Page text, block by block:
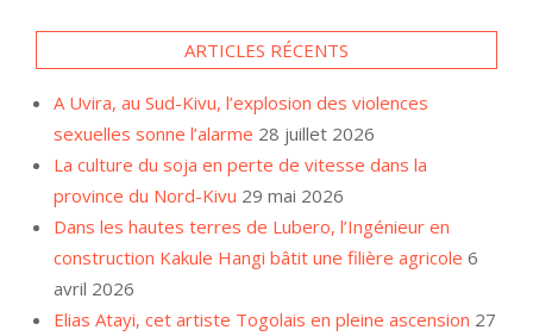
ARTICLES RÉCENTS
A Uvira, au Sud-Kivu, l’explosion des violences
sexuelles sonne l’alarme 28 juillet 2026
La culture du soja en perte de vitesse dans la
province du Nord-Kivu 29 mai 2026
Dans les hautes terres de Lubero, l’Ingénieur en
construction Kakule Hangi bâtit une filière agricole 6
avril 2026
Elias Atayi, cet artiste Togolais en pleine ascension 27